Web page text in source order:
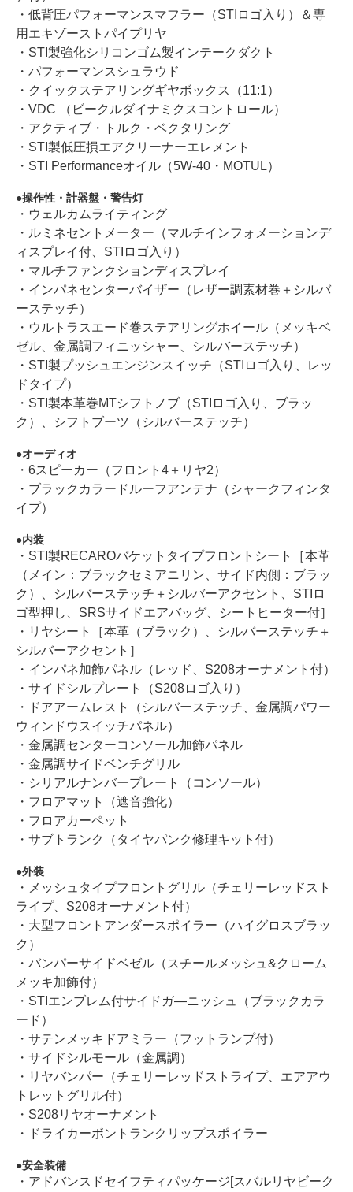
・低背圧パフォーマンスマフラー（STIロゴ入り）＆専
用エキゾーストパイプリヤ
・STI製強化シリコンゴム製インテークダクト
・パフォーマンスシュラウド
・クイックステアリングギヤボックス（11:1）
・VDC （ビークルダイナミクスコントロール）
・アクティブ・トルク・ベクタリング
・STI製低圧損エアクリーナーエレメント
・STI Performanceオイル（5W-40・MOTUL）
操作性・計器盤・警告灯
・ウェルカムライティング
・ルミネセントメーター（マルチインフォメーションデ
ィスプレイ付、STIロゴ入り）
・マルチファンクションディスプレイ
・インパネセンターバイザー（レザー調素材巻＋シルバ
ーステッチ）
・ウルトラスエード巻ステアリングホイール（メッキベ
ゼル、金属調フィニッシャー、シルバーステッチ）
・STI製プッシュエンジンスイッチ（STIロゴ入り、レッ
ドタイプ）
・STI製本革巻MTシフトノブ（STIロゴ入り、ブラッ
ク）、シフトブーツ（シルバーステッチ）
オーディオ
・6スピーカー（フロント4＋リヤ2）
・ブラックカラードルーフアンテナ（シャークフィンタ
イプ）
内装
・STI製RECAROバケットタイプフロントシート［本革
（メイン：ブラックセミアニリン、サイド内側：ブラッ
ク）、シルバーステッチ＋シルバーアクセント、STIロ
ゴ型押し、SRSサイドエアバッグ、シートヒーター付］
・リヤシート［本革（ブラック）、シルバーステッチ＋
シルバーアクセント］
・インパネ加飾パネル（レッド、S208オーナメント付）
・サイドシルプレート（S208ロゴ入り）
・ドアアームレスト（シルバーステッチ、金属調パワー
ウィンドウスイッチパネル）
・金属調センターコンソール加飾パネル
・金属調サイドベンチグリル
・シリアルナンバープレート（コンソール）
・フロアマット（遮音強化）
・フロアカーペット
・サブトランク（タイヤパンク修理キット付）
外装
・メッシュタイプフロントグリル（チェリーレッドスト
ライプ、S208オーナメント付）
・大型フロントアンダースポイラー（ハイグロスブラッ
ク）
・バンパーサイドベゼル（スチールメッシュ&クローム
メッキ加飾付）
・STIエンブレム付サイドガ―ニッシュ（ブラックカラ
ード）
・サテンメッキドアミラー（フットランプ付）
・サイドシルモール（金属調）
・リヤバンパー（チェリーレッドストライプ、エアアウ
トレットグリル付）
・S208リヤオーナメント
・ドライカーボントランクリップスポイラー
安全装備
・アドバンスドセイフティパッケージ[スバルリヤビーク